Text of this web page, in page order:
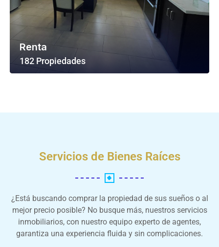
Renta
182 Propiedades
Servicios de Bienes Raíces
¿Está buscando comprar la propiedad de sus sueños o al
mejor precio posible? No busque más, nuestros servicios
inmobiliarios, con nuestro equipo experto de agentes,
garantiza una experiencia fluida y sin complicaciones.